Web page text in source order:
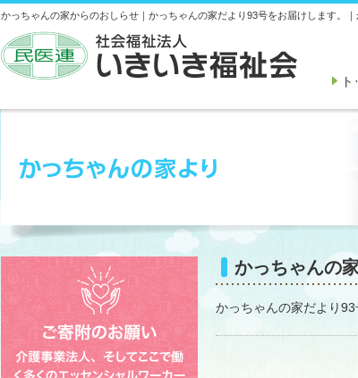
かっちゃんの家からのおしらせ｜かっちゃんの家だより93号をお届けします。
かっちゃんの
かっちゃんの家だより93